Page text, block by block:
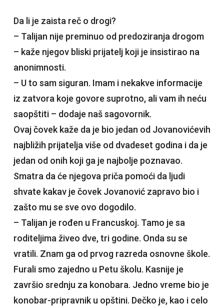
Da li je zaista reč o drogi?
– Talijan nije preminuo od predoziranja drogom
– kaže njegov bliski prijatelj koji je insistirao na
anonimnosti.
– U to sam siguran. Imam i nekakve informacije
iz zatvora koje govore suprotno, ali vam ih neću
saopštiti – dodaje naš sagovornik.
Ovaj čovek kaže da je bio jedan od Jovanovićevih
najbližih prijatelja više od dvadeset godina i da je
jedan od onih koji ga je najbolje poznavao.
Smatra da će njegova priča pomoći da ljudi
shvate kakav je čovek Jovanović zapravo bio i
zašto mu se sve ovo dogodilo.
– Talijan je rođen u Francuskoj. Tamo je sa
roditeljima živeo dve, tri godine. Onda su se
vratili. Znam ga od prvog razreda osnovne škole.
Furali smo zajedno u Petu školu. Kasnije je
završio srednju za konobara. Jedno vreme bio je
konobar-pripravnik u opštini. Dečko je, kao i celo